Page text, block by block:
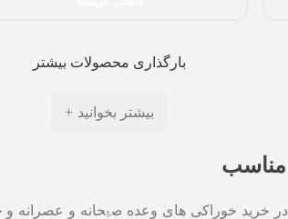
بارگذاری محصولات بیشتر
بیشتر بخوانید
مناسب
خرید خوراکی های وعده صبحانه و عصرانه و